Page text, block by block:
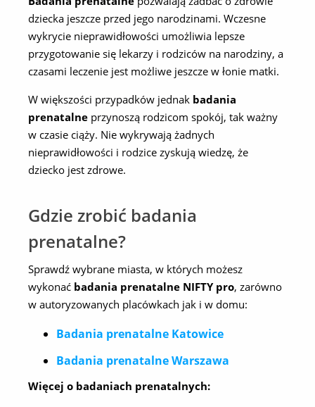
dziecka jeszcze przed jego narodzinami. Wczesne
wykrycie nieprawidłowości umożliwia lepsze
przygotowanie się lekarzy i rodziców na narodziny, a
czasami leczenie jest możliwe jeszcze w łonie matki.
W większości przypadków jednak badania
prenatalne przynoszą rodzicom spokój, tak ważny
w czasie ciąży. Nie wykrywają żadnych
nieprawidłowości i rodzice zyskują wiedzę, że
dziecko jest zdrowe.
Gdzie zrobić badania
prenatalne?
Sprawdź wybrane miasta, w których możesz
wykonać badania prenatalne NIFTY pro, zarówno
w autoryzowanych placówkach jak i w domu:
Badania prenatalne Katowice
Badania prenatalne Warszawa
Więcej o badaniach prenatalnych: